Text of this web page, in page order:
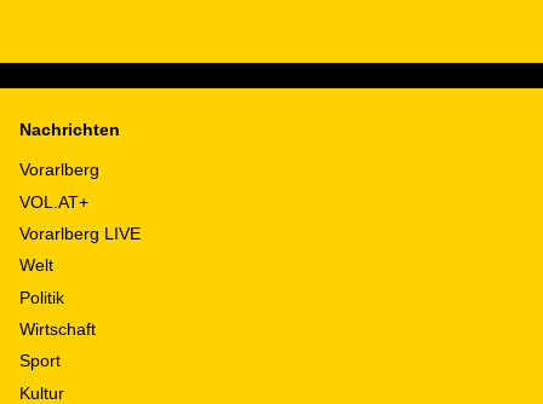
Nachrichten
Vorarlberg
VOL.AT+
Vorarlberg LIVE
Welt
Politik
Wirtschaft
Sport
Kultur